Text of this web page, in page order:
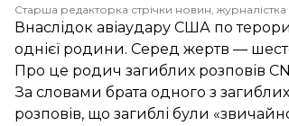
Старша редакторка стрічки новин, журналістка
Внаслідок авіаудару США по
однієї родини. Серед жертв —
Про це родич загиблих розповів
За словами брата одного з
розповів, що загиблі були